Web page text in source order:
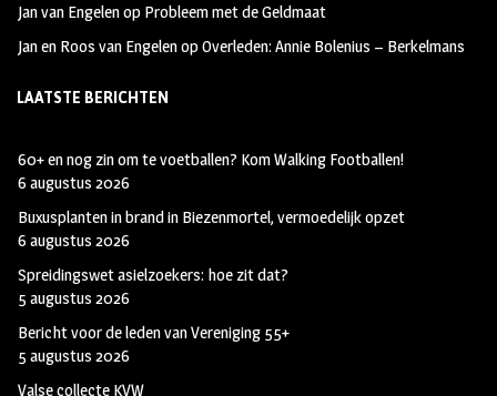
Jan van Engelenop Probleem met de Geldmaat
Jan en Roos van EngelenopOverleden: Annie Bolenius – Berkelmans
LAATSTE BERICHTEN
60+ en nog zin om te voetballen? Kom Walking Footballen!
6 augustus 2026
Buxusplanten in brand in Biezenmortel, vermoedelijk opzet
6 augustus 2026
Spreidingswet asielzoekers: hoe zit dat?
5 augustus 2026
Bericht voor de leden van Vereniging 55+
5 augustus 2026
Valse collecte KVW